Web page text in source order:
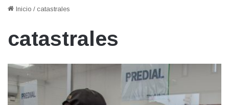
Inicio / catastrales
catastrales